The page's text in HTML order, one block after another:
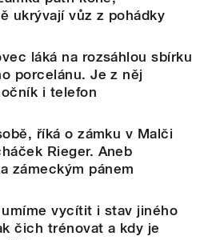
ukrývají vůz z pohádky
láká na rozsáhlou sbírku
porcelánu. Je z něj
i telefon
říká o zámku v Malči
Rieger. Aneb
zámeckým pánem
vycítit i stav jiného
čich trénovat a kdy je